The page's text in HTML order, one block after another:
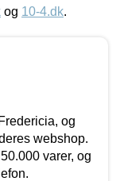
og 10-4.dk.
og
webshop.
varer, og